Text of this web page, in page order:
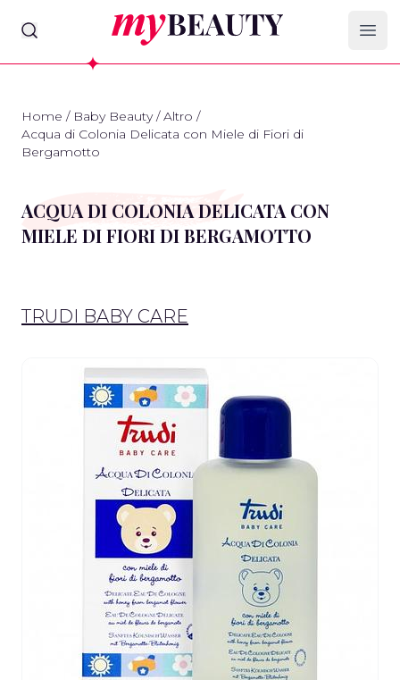
myBeauty
Home / Baby Beauty / Altro /
Acqua di Colonia Delicata con Miele di Fiori di
Bergamotto
ACQUA DI COLONIA DELICATA CON
MIELE DI FIORI DI BERGAMOTTO
TRUDI BABY CARE